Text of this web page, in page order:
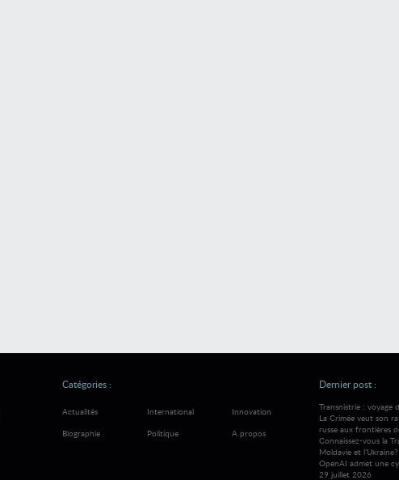
Catégories :
Actualités International
Innovation
Biographie
Politique A propos
Dernier post :
Transnistrie : voyage
La Crimée veut son
russe aux frontières
Connaissez-vous la
Moldavie et l’Ukraine?
OpenAI admet une
29 juillet 2026